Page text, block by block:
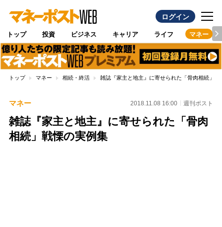
ログイン
トップ 投資 ビジネス キャリア ライフ マネー
トップ マネー 相続・終活 雑誌『家主と地主』に寄せられた「骨肉相続」戦
マネー 2018.11.08 16:00 週刊ポスト
雑誌『家主と地主』に寄せられた「骨肉
相続」戦慄の実例集